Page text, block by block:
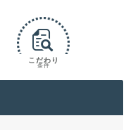
こだわり
条件